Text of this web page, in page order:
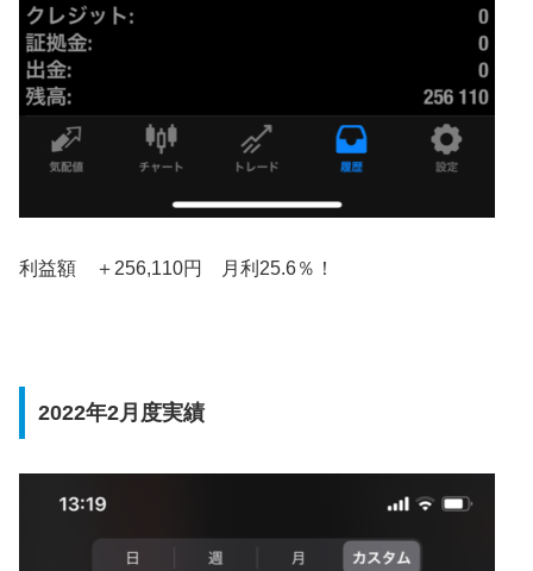
利益額 ＋256,110円 月利25.6％！
2022年2月度実績